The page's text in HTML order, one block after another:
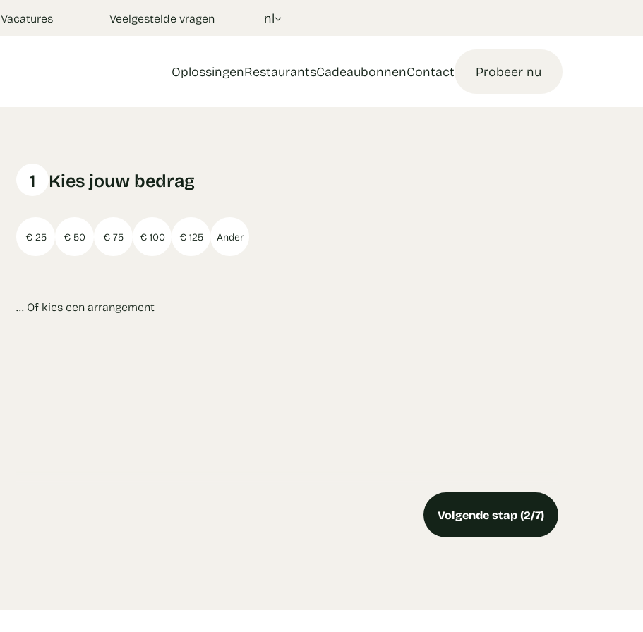
Vacatures Veelgestelde vragen nl
Probeer nu
OplossingenRestaurantsCadeaubonnenContact
1 Kies jouw bedrag
€ 25 € 50 € 75 € 100 € 125 Ander
... Of kies een arrangement
Volgende stap (2/7)